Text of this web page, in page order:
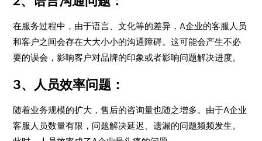
在服务过程中，由于语言、文化等的差异，A企业的客服人员
和客户之间会存在大大小小的沟通障碍。这可能会产生不必
要的误会，影响客户对品牌的印象或者影响问题解决进度。
3、人员效率问题：
随着业务规模的扩大，售后的咨询量也随之增多。由于A企业
客服人员数量有限，问题解决延迟、遗漏的问题频频发生。